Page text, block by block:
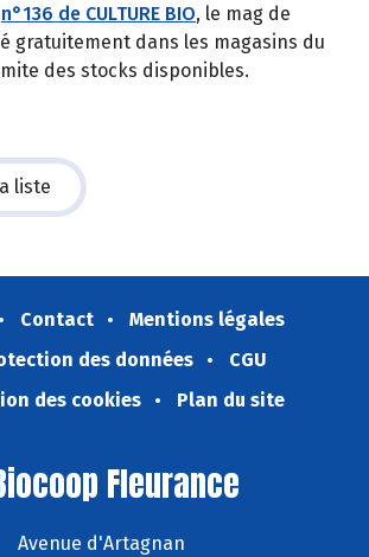
n°136 de CULTURE BIO, le mag de
gratuitement dans les magasins du
des stocks disponibles.
liste
Contact
Mentions légales
des données
CGU
des cookies
Plan du site
Fleurance
Avenue d'Artagnan